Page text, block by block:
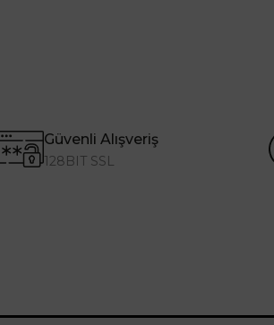
Güvenli Alışveriş
128BIT SSL